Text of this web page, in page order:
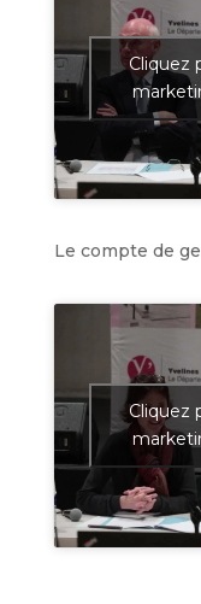
Cliquez
Le compte de
Cliquez